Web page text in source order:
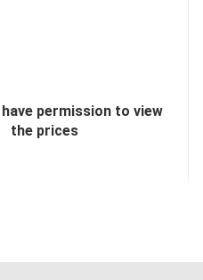
permission to view
the prices